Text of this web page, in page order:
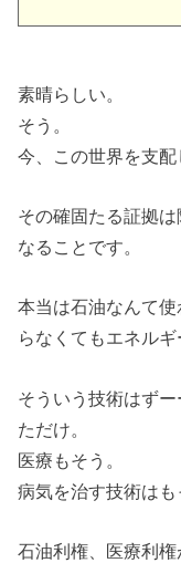
素晴らしい。
そう。
今、この世界を支配
その確固たる証拠
なることです。
本当は石油なんて
らなくてもエネルギ
そういう技術はず
ただけ。
医療もそう。
病気を治す技術はも
石油利権、医療利